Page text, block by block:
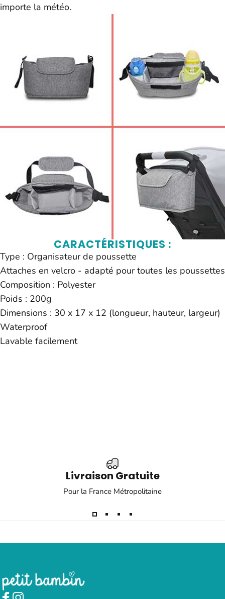
importe la météo.
CARACTÉRISTIQUES :
Type : Organisateur de poussette
Attaches en velcro - adapté pour toutes les poussettes
Composition : Polyester
Poids : 200g
Dimensions : 30 x 17 x 12 (longueur, hauteur, largeur)
Waterproof
Lavable facilement
Livraison Gratuite
Pour la France Métropolitaine
Petit Bambin